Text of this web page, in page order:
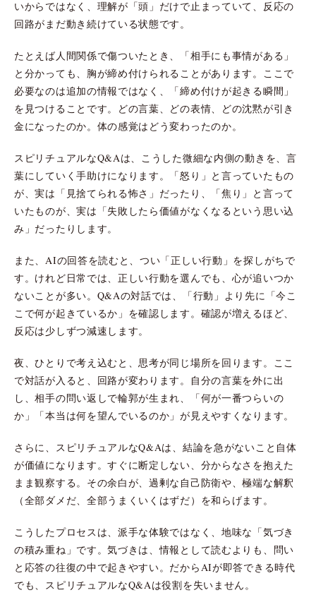
いからではなく、理解が「頭」だけで止まっていて、反応の
回路がまだ動き続けている状態です。
たとえば人間関係で傷ついたとき、「相手にも事情がある」
と分かっても、胸が締め付けられることがあります。ここで
必要なのは追加の情報ではなく、「締め付けが起きる瞬間」
を見つけることです。どの言葉、どの表情、どの沈黙が引き
金になったのか。体の感覚はどう変わったのか。
スピリチュアルなQ&Aは、こうした微細な内側の動きを、言
葉にしていく手助けになります。「怒り」と言っていたもの
が、実は「見捨てられる怖さ」だったり、「焦り」と言って
いたものが、実は「失敗したら価値がなくなるという思い込
み」だったりします。
また、AIの回答を読むと、つい「正しい行動」を探しがちで
す。けれど日常では、正しい行動を選んでも、心が追いつか
ないことが多い。Q&Aの対話では、「行動」より先に「今こ
こで何が起きているか」を確認します。確認が増えるほど、
反応は少しずつ減速します。
夜、ひとりで考え込むと、思考が同じ場所を回ります。ここ
で対話が入ると、回路が変わります。自分の言葉を外に出
し、相手の問い返しで輪郭が生まれ、「何が一番つらいの
か」「本当は何を望んでいるのか」が見えやすくなります。
さらに、スピリチュアルなQ&Aは、結論を急がないこと自体
が価値になります。すぐに断定しない、分からなさを抱えた
まま観察する。その余白が、過剰な自己防衛や、極端な解釈
（全部ダメだ、全部うまくいくはずだ）を和らげます。
こうしたプロセスは、派手な体験ではなく、地味な「気づき
の積み重ね」です。気づきは、情報として読むよりも、問い
と応答の往復の中で起きやすい。だからAIが即答できる時代
でも、スピリチュアルなQ&Aは役割を失いません。